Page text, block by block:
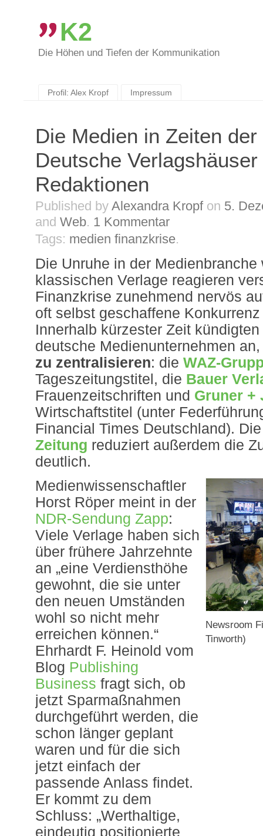
K2
Die Höhen und Tiefen der Kommunikation
Profil: Alex Kropf
Impressum
Die Medien in Zeiten
Deutsche
Redaktionen
Published by Alexandra Kropf on 5.
and Web. 1 Kommentar
Tags: medien finanzkrise.
Die Unruhe in der Medienbranche
klassischen Verlage reagieren
Finanzkrise zunehmend nervös
oft selbst geschaffene
Innerhalb kürzester Zeit
deutsche Medienunternehmen
zu zentralisieren: die WAZ-
Tageszeitungstitel, die Bauer
Frauenzeitschriften und Gruner +
Wirtschaftstitel (unter
Financial Times Deutschland).
Zeitung reduziert außerdem die
deutlich.
Newsroom
Tinworth)
Medienwissenschaftler
Horst Röper meint in der
NDR-Sendung Zapp:
Viele Verlage haben sich
über frühere Jahrzehnte
an „eine Verdiensthöhe
gewohnt, die sie unter
den neuen Umständen
wohl so nicht mehr
erreichen können.“
Ehrhardt F. Heinold vom
Blog Publishing
Business fragt sich, ob
jetzt Sparmaßnahmen
durchgeführt werden, die
schon länger geplant
waren und für die sich
jetzt einfach der
passende Anlass findet.
Er kommt zu dem
Schluss: „Werthaltige,
eindeutig positionierte